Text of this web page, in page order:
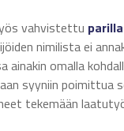
vahvistettu parilla
nimilista ei
ainakin omalla
syyniin poimittua
tekemään